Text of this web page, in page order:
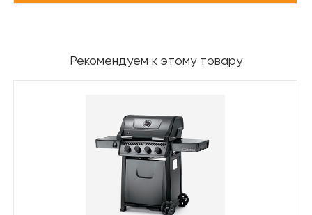
Рекомендуем к этому товару